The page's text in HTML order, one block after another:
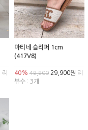
리
마티네 슬리퍼 1cm
(417V8)
40% 49,90029,900원 리
뷰수 : 3개